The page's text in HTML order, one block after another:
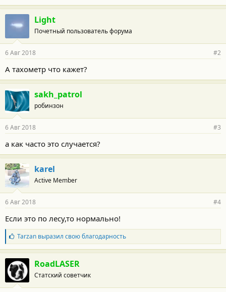
Light
Почетный пользователь форума
6 Авг 2018 #2
А тахометр что кажет?
sakh_patrol
робинзон
6 Авг 2018 #3
а как часто это случается?
karel
Active Member
6 Авг 2018 #4
Если это по лесу,то нормально!
Б
л
а
г
о
д
а
Tarzanвыразил свою благодарность
RoadLASER
Статский советчик